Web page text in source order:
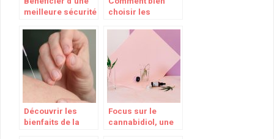
meilleure sécurité
de maintien
ventrale
choisir les
d’hygiène adaptés
Découvrir les
bienfaits de la
Focus sur le
cannabidiol, une